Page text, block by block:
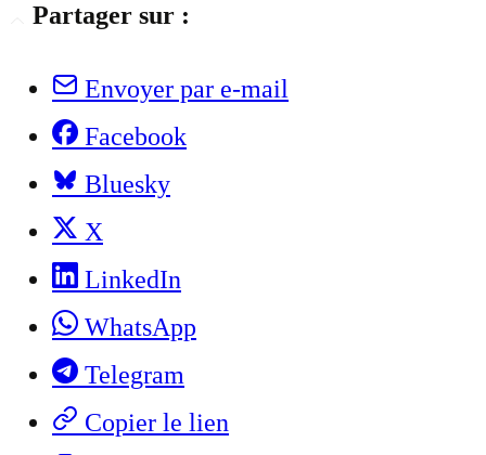
Partager sur :
Envoyer par e-mail
Facebook
Bluesky
X
LinkedIn
WhatsApp
Telegram
Copier le lien